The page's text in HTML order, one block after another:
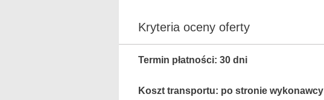
Kryteria oceny oferty
Termin płatności: 30 dni
Koszt transportu: po stronie wykonawcy